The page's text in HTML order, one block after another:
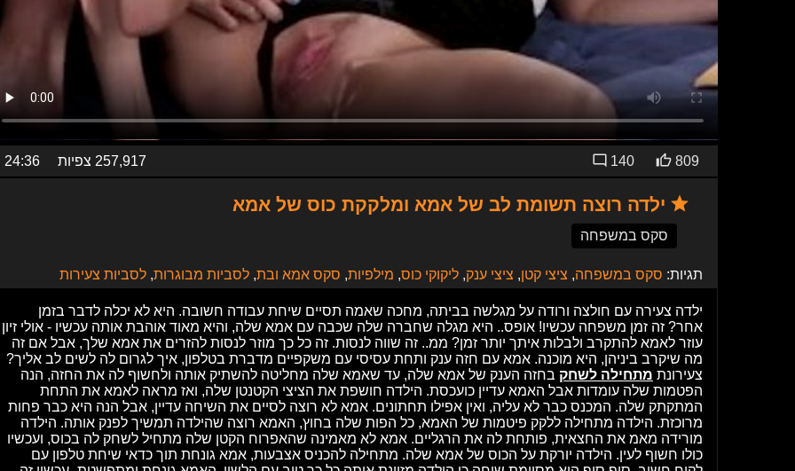
24:36 257,917 צפיות 809
140
ילדה רוצה תשומת לב של אמא ומלקקת כוס של אמא
סקס במשפחה
תגיות: סקס במשפחה, ציצי קטן, ציצי ענק, ליקוקי כוס, מילפיות, סקס אמא ובת, לסביות מבוגרות, לסביות צעירות
ילדה צעירה עם חולצה ורודה על מגלשה בביתה, מחכה שאמה תסיים שיחת עבודה חשובה. היא לא יכלה לדבר בזמן
אחר? זה זמן משפחה עכשיו! אופס.. היא מגלה שחברה שלה שכבה עם אמא שלה, והיא מאוד אוהבת אותה עכשיו - אולי זיון
עוזר לאמא להתקרב ולבלות איתך יותר זמן? ממ.. זה שווה לנסות. זה כל כך מוזר לנסות להזרים את אמא שלך, אבל אם זה
מה שיקרב ביניהן, היא מוכנה. אמא עם חזה ענק ותחת עסיסי עם משקפיים מדברת בטלפון, איך לגרום לה לשים לב אליך?
צעירונת מתחילה לשחק בחזה הענק של אמא שלה, עד שאמא שלה מחליטה להשתיק אותה ולחשוף לה את החזה, הנה
הפטמות שלה עומדות אבל האמא עדיין כועכסת. הילדה חושפת את הציצי הקטנטן שלה, ואז מראה לאמא את התחת
המתקתק שלה. המכנס כבר לא עליה, ואין אפילו תחתונים. אמא לא רוצה לסיים את השיחה עדיין, אבל הנה היא כבר פחות
מרוכזת. הילדה מתחילה ללקק פיטמות של האמא, כל הפות שלה בחוץ, האמא רוצה שהילדה תמשיך לפנק אותה. הילדה
מורידה מאמ את החצאית, פותחת לה את הרגליים. אמא לא מאמינה שהאפרוח הקטן שלה מתחיל לשחק לה בכוס, ועכשיו
כולו חשוף לעין. הילדה יורקת על הכוס של אמא שלה. מתחילה להכניס אצבעות, אמא גונחת תוך כדאי שיחת טלפון עם